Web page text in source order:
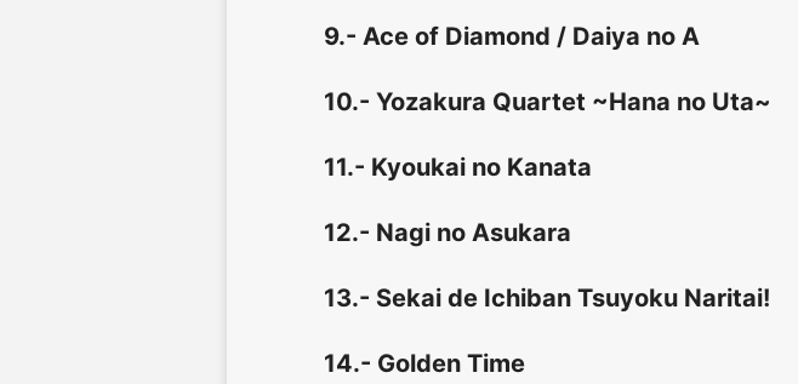
9.- Ace of Diamond / Daiya no A
10.- Yozakura Quartet ~Hana no Uta~
11.- Kyoukai no Kanata
12.- Nagi no Asukara
13.- Sekai de Ichiban Tsuyoku Naritai!
14.- Golden Time